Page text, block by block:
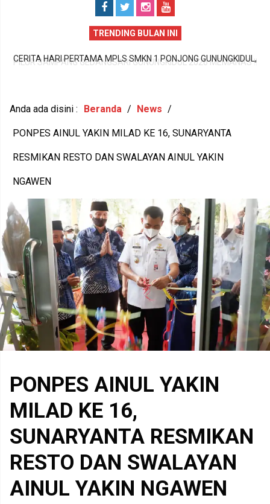
TRENDING BULAN INI
CERITA HARI PERTAMA MPLS SMKN 1 PONJONG GUNUNGKIDUL,
Anda ada disini : Beranda / News /
PONPES AINUL YAKIN MILAD KE 16, SUNARYANTA
RESMIKAN RESTO DAN SWALAYAN AINUL YAKIN
NGAWEN
PONPES AINUL YAKIN
MILAD KE 16,
SUNARYANTA RESMIKAN
RESTO DAN SWALAYAN
AINUL YAKIN NGAWEN